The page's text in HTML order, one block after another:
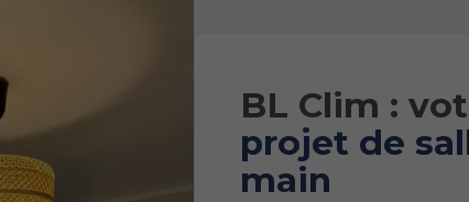
BL Clim :
projet de
main